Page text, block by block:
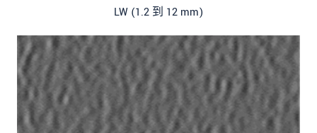
LW (1.2 到 12 mm)